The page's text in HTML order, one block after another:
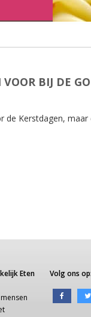
BIJ DE
de Kerstdagen, maar
Eten
mensen
Volg ons op: